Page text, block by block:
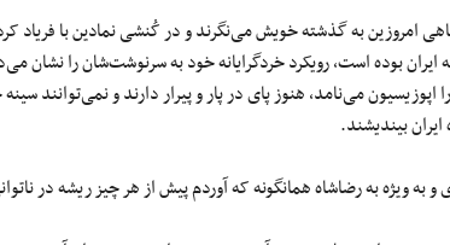
امروزین به گذشته خویش می‌نگرند و در کُنشی نمادین با فریاد
ایران بوده است، رویکرد خردگرایانه خود به سرنوشت‌شان را نشان
اپوزیسیون می‌نامد، هنوز پای در پار و پیرار دارند و نمی‌توانند
بیندیشند.
و به ویژه به رضاشاه همانگونه که آوردم پیش از هر چیز ریشه در